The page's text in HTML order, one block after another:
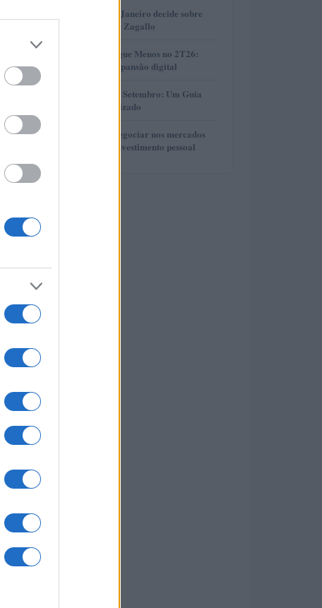
2
Justiça do Rio de Janeiro decide sobre
divisão de bens de Zagallo
3
Resultados da Pague Menos no 2T26:
lucro, receita e expansão digital
Taxas de CDB em Setembro: Um Guia
Completo e Atualizado
5
Descubra como negociar nos mercados
financeiros sem investimento pessoal